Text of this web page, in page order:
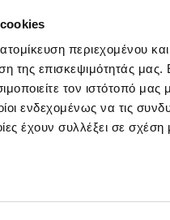
cookies
περιεχομένου
της επισκεψιμότητάς
τον ιστότοπό
ενδεχομένως να τις
έχουν συλλέξει σε
στοιχεία για
© 2026 Sani Sensitive. All